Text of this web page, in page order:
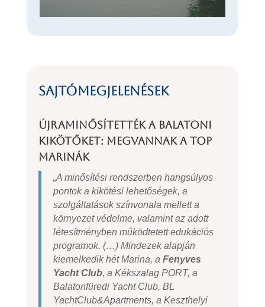
Sajtómegjelenések
Újraminősítették a balatoni
kikötőket: megvannak a TOP
Marinák
„A minősítési rendszerben hangsúlyos
pontok a kikötési lehetőségek, a
szolgáltatások színvonala mellett a
környezet védelme, valamint az adott
létesítményben működtetett edukációs
programok. (…) Mindezek alapján
kiemelkedik hét Marina, a Fenyves
Yacht Club, a Kékszalag PORT, a
Balatonfüredi Yacht Club, BL
YachtClub&Apartments, a Keszthelyi